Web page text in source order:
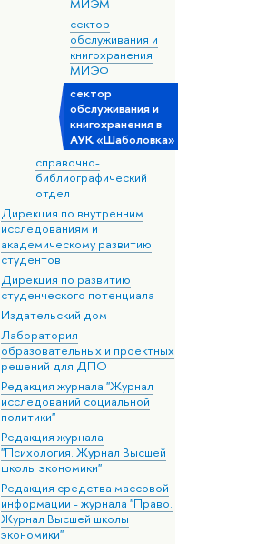
МИЭМ
сектор
обслуживания и
книгохранения
МИЭФ
сектор
обслуживания и
книгохранения в
АУК «Шаболовка»
справочно-
библиографический
отдел
Дирекция по внутренним
исследованиям и
академическому развитию
студентов
Дирекция по развитию
студенческого потенциала
Издательский дом
Лаборатория
образовательных и проектных
решений для ДПО
Редакция журнала "Журнал
исследований социальной
политики"
Редакция журнала
"Психология. Журнал Высшей
школы экономики"
Редакция средства массовой
информации - журнала "Право.
Журнал Высшей школы
экономики"